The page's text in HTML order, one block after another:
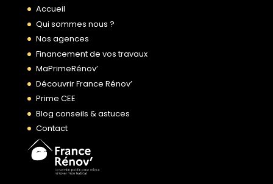
Accueil
Qui sommes nous ?
Nos agences
Financement de vos travaux
MaPrimeRénov’
Découvrir France Rénov’
Prime CEE
Blog conseils & astuces
Contact